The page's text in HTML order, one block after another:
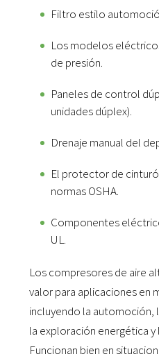
Filtro estilo
Los modelos
de presión.
Paneles de control
unidades dúplex).
Drenaje manual del
El protector de
normas OSHA.
Componentes
UL.
Los compresores de aire
valor para aplicaciones en
incluyendo la automoción,
la exploración energética
Funcionan bien en